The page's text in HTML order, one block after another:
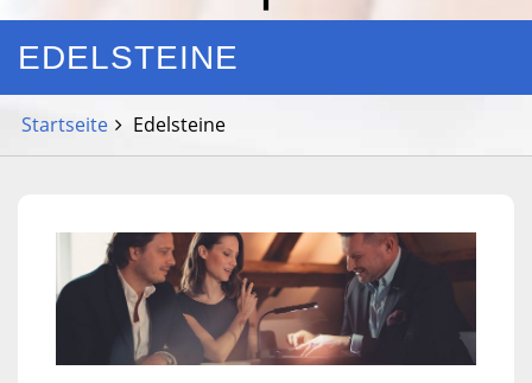
EDELSTEINE
Startseite Edelsteine